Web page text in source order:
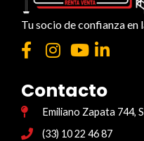
Tu socio de confianza en
Contacto
Emiliano Zapata 744,
(33) 10 22 46 87